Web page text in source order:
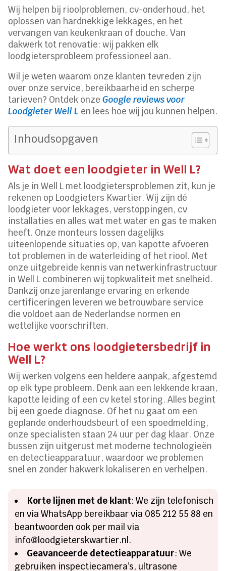
Wij helpen bij rioolproblemen, cv-onderhoud, het
oplossen van hardnekkige lekkages, en het
vervangen van keukenkraan of douche. Van
dakwerk tot renovatie: wij pakken elk
loodgietersprobleem professioneel aan.
Wil je weten waarom onze klanten tevreden zijn
over onze service, bereikbaarheid en scherpe
tarieven? Ontdek onzeGoogle reviews voor
Loodgieter Well L en lees hoe wij jou kunnen helpen.
Inhoudsopgaven
Wat doet een loodgieter in Well L?
Als je in Well L met loodgietersproblemen zit, kun je
rekenen op Loodgieters Kwartier. Wij zijn dé
loodgieter voor lekkages, verstoppingen, cv
installaties en alles wat met water en gas te maken
heeft. Onze monteurs lossen dagelijks
uiteenlopende situaties op, van kapotte afvoeren
tot problemen in de waterleiding of het riool. Met
onze uitgebreide kennis van netwerkinfrastructuur
in Well L combineren wij topkwaliteit met snelheid.
Dankzij onze jarenlange ervaring en erkende
certificeringen leveren we betrouwbare service
die voldoet aan de Nederlandse normen en
wettelijke voorschriften.
Hoe werkt ons loodgietersbedrijf in
Well L?
Wij werken volgens een heldere aanpak, afgestemd
op elk type probleem. Denk aan een lekkende kraan,
kapotte leiding of een cv ketel storing. Alles begint
bij een goede diagnose. Of het nu gaat om een
geplande onderhoudsbeurt of een spoedmelding,
onze specialisten staan 24 uur per dag klaar. Onze
bussen zijn uitgerust met moderne technologieën
en detectieapparatuur, waardoor we problemen
snel en zonder hakwerk lokaliseren en verhelpen.
Korte lijnen met de klant: We zijn telefonisch
en via WhatsApp bereikbaar via 085 212 55 88 en
beantwoorden ook per mail via
info@loodgieterskwartier.nl.
Geavanceerde detectieapparatuur: We
gebruiken inspectiecamera’s, ultrasone